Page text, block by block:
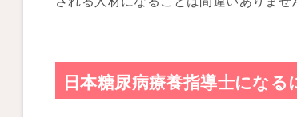
日本糖尿病療養指導士になる